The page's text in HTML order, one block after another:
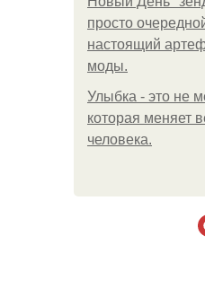
просто
настоящий
моды.
Улыбка - это не
которая меняет
человека.